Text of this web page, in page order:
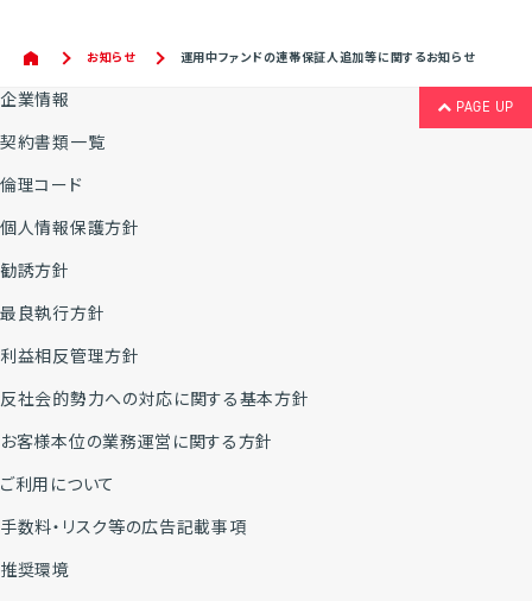
お知らせ 運用中ファンドの連帯保証人追加等に関するお知らせ
PAGE UP
企業情報
契約書類一覧
倫理コード
個人情報保護方針
勧誘方針
最良執行方針
利益相反管理方針
反社会的勢力への対応に関する基本方針
お客様本位の業務運営に関する方針
ご利用について
手数料・リスク等の広告記載事項
推奨環境